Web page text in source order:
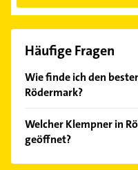
Häufige Fragen
Wie finde ich den
Rödermark?
Kundenmeinungen und
Empfehlungen. Die
einfach nach
Welcher Klempner in
geöffnet?
Im Anbieter-Bereich